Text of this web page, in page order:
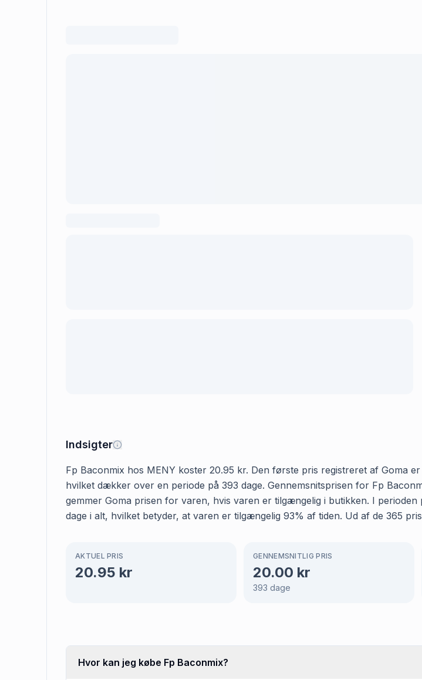
Indsigter
Fp Baconmix hos MENY koster 20.95 kr. Den første pris registreret af Goma
hvilket dækker over en periode på 393 dage. Gennemsnitsprisen for Fp
gemmer Goma prisen for varen, hvis varen er tilgængelig i butikken. I
dage i alt, hvilket betyder, at varen er tilgængelig 93% af tiden. Ud af de 365
AKTUEL PRIS
20.95 kr
GENNEMSNITLIG PRIS
20.00 kr
393 dage
Hvor kan jeg købe Fp Baconmix?